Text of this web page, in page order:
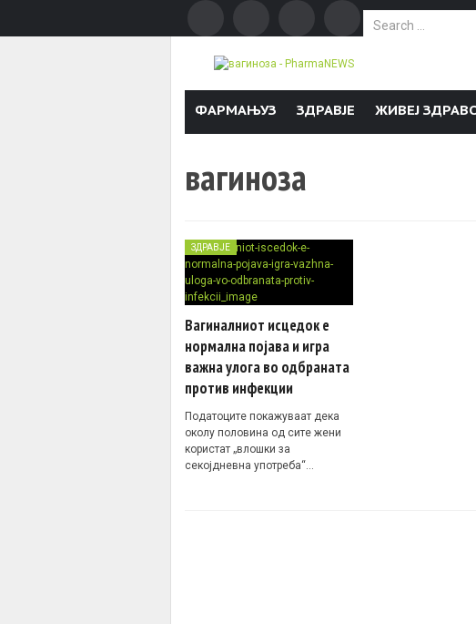
Search for:
ФАРМАЊУЗ ЗДРАВЈЕ ЖИВЕЈ
вагиноза
ЗДРАВЈЕ
Вагиналниот исцедок е
нормална појава и игра
важна улога во одбраната
против инфекции
Податоците покажуваат дека
околу половина од сите жени
користат „влошки за
секојдневна употреба“…